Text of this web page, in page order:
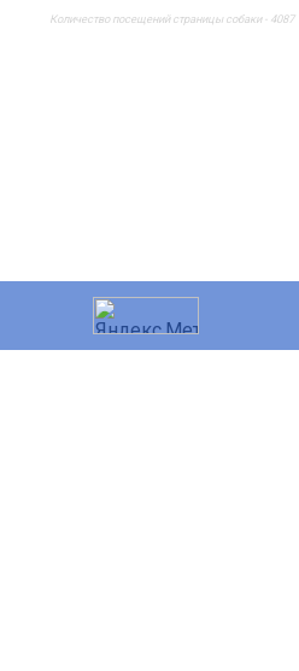
Количество посещений страницы собаки - 4087